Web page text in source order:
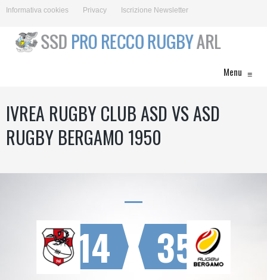
Informativa cookies Privacy Iscrizione Newsletter
Menu ≡
IVREA RUGBY CLUB ASD VS ASD
RUGBY BERGAMO 1950
14 35